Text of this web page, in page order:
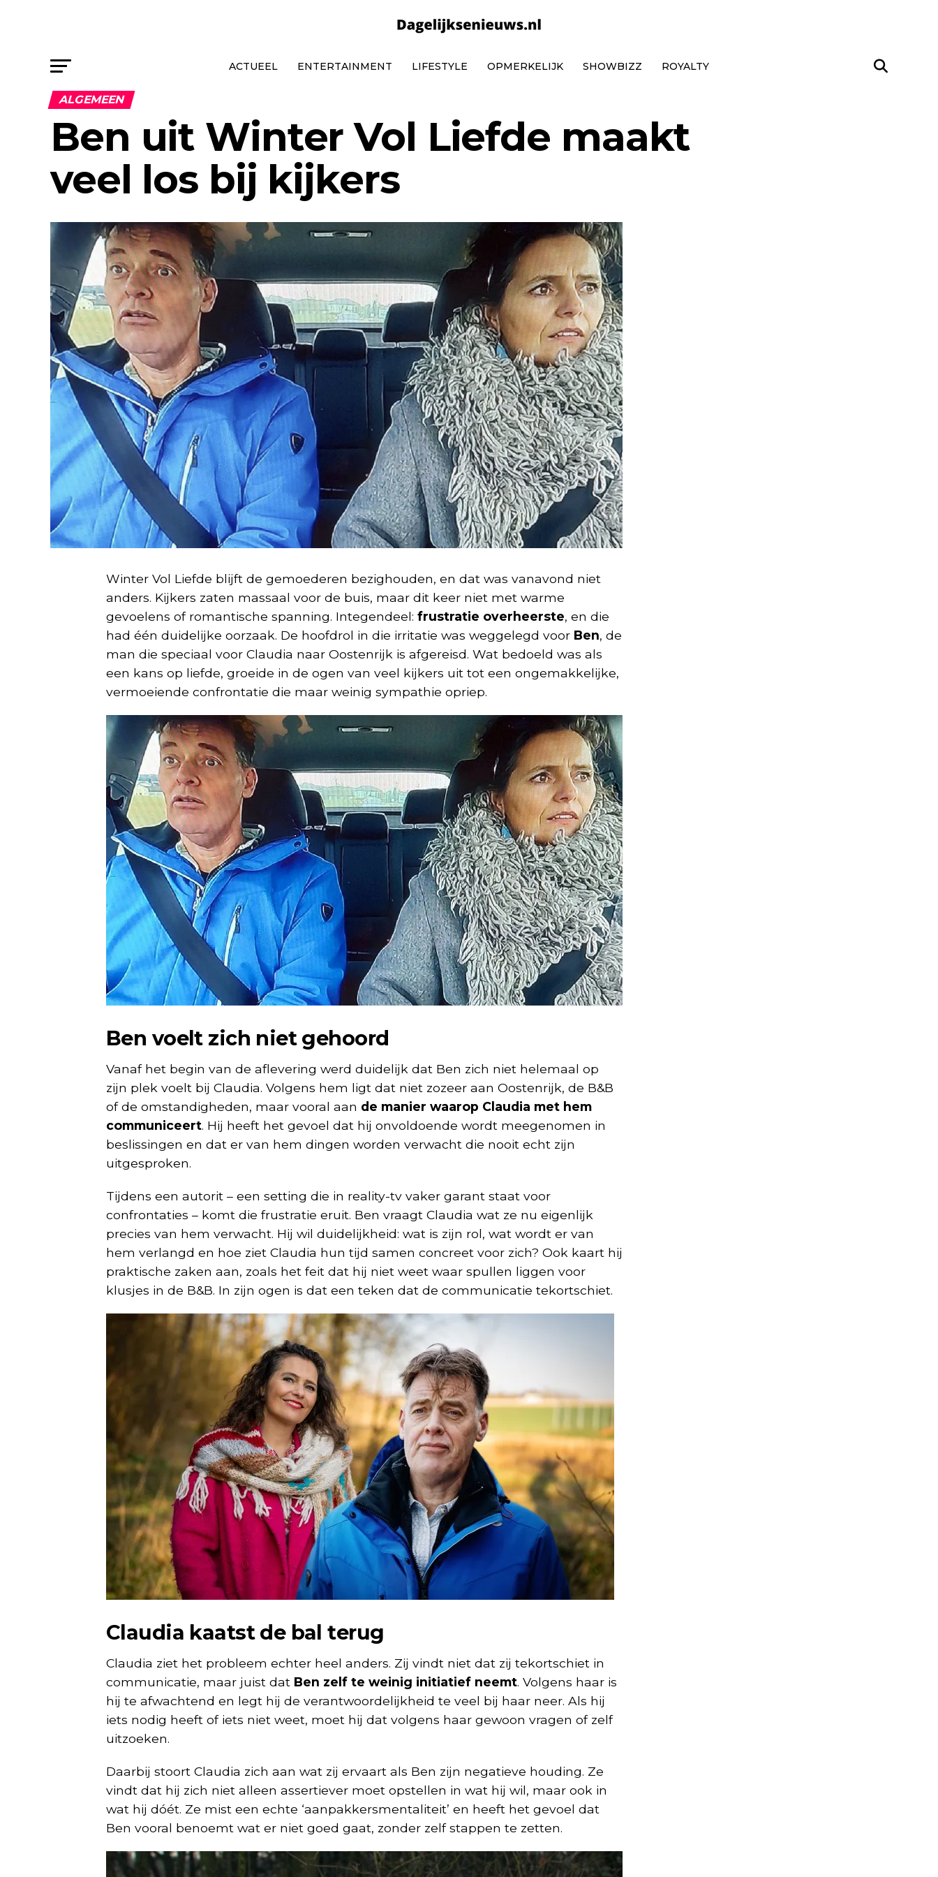
ACTUEEL ENTERTAINMENT LIFESTYLE OPMERKELIJK SHOWBIZZ ROYALTY
ALGEMEEN
Ben uit Winter Vol Liefde maakt
veel los bij kijkers
Winter Vol Liefde blijft de gemoederen bezighouden, en dat was vanavond niet
anders. Kijkers zaten massaal voor de buis, maar dit keer niet met warme
gevoelens of romantische spanning. Integendeel: frustratie overheerste, en die
had één duidelijke oorzaak. De hoofdrol in die irritatie was weggelegd voor Ben, de
man die speciaal voor Claudia naar Oostenrijk is afgereisd. Wat bedoeld was als
een kans op liefde, groeide in de ogen van veel kijkers uit tot een ongemakkelijke,
vermoeiende confrontatie die maar weinig sympathie opriep.
Ben voelt zich niet gehoord
Vanaf het begin van de aflevering werd duidelijk dat Ben zich niet helemaal op
zijn plek voelt bij Claudia. Volgens hem ligt dat niet zozeer aan Oostenrijk, de B&B
of de omstandigheden, maar vooral aan de manier waarop Claudia met hem
communiceert. Hij heeft het gevoel dat hij onvoldoende wordt meegenomen in
beslissingen en dat er van hem dingen worden verwacht die nooit echt zijn
uitgesproken.
Tijdens een autorit – een setting die in reality-tv vaker garant staat voor
confrontaties – komt die frustratie eruit. Ben vraagt Claudia wat ze nu eigenlijk
precies van hem verwacht. Hij wil duidelijkheid: wat is zijn rol, wat wordt er van
hem verlangd en hoe ziet Claudia hun tijd samen concreet voor zich? Ook kaart hij
praktische zaken aan, zoals het feit dat hij niet weet waar spullen liggen voor
klusjes in de B&B. In zijn ogen is dat een teken dat de communicatie tekortschiet.
Claudia kaatst de bal terug
Claudia ziet het probleem echter heel anders. Zij vindt niet dat zij tekortschiet in
communicatie, maar juist dat Ben zelf te weinig initiatief neemt. Volgens haar is
hij te afwachtend en legt hij de verantwoordelijkheid te veel bij haar neer. Als hij
iets nodig heeft of iets niet weet, moet hij dat volgens haar gewoon vragen of zelf
uitzoeken.
Daarbij stoort Claudia zich aan wat zij ervaart als Ben zijn negatieve houding. Ze
vindt dat hij zich niet alleen assertiever moet opstellen in wat hij wil, maar ook in
wat hij dóét. Ze mist een echte ‘aanpakkersmentaliteit’ en heeft het gevoel dat
Ben vooral benoemt wat er niet goed gaat, zonder zelf stappen te zetten.